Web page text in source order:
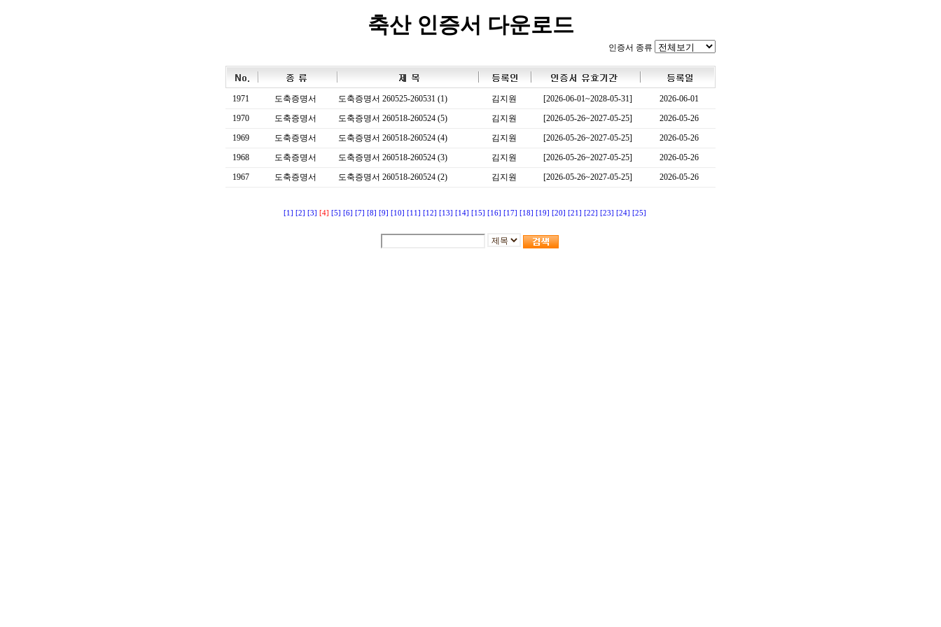
축산 인증서 다운로드
인증서 종류
1971 도축증명서 도축증명서 260525-260531 (1) 김지원 [2026-06-01~2028-05-31]
2026-06-01
1970
도축증명서 도축증명서 260518-260524 (5) 김지원 [2026-05-26~2027-05-25]
2026-05-26
1969
도축증명서 도축증명서 260518-260524 (4) 김지원 [2026-05-26~2027-05-25]
2026-05-26
1968
도축증명서 도축증명서 260518-260524 (3) 김지원 [2026-05-26~2027-05-25]
2026-05-26
1967
도축증명서 도축증명서 260518-260524 (2) 김지원 [2026-05-26~2027-05-25] 2026-05-26
[1] [2] [3] [4] [5] [6] [7] [8] [9] [10] [11] [12] [13] [14] [15] [16] [17] [18] [19] [20] [21] [22] [23] [24] [25]